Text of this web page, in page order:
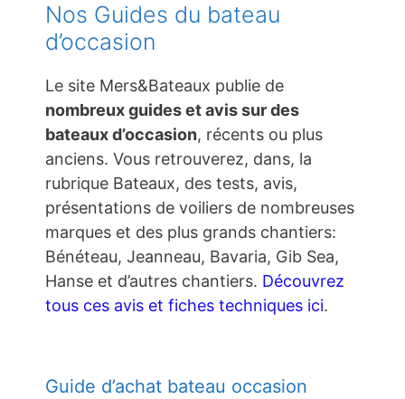
Nos Guides du bateau
d’occasion
Le site Mers&Bateaux publie de
nombreux guides et avis sur des
bateaux d’occasion, récents ou plus
anciens. Vous retrouverez, dans, la
rubrique Bateaux, des tests, avis,
présentations de voiliers de nombreuses
marques et des plus grands chantiers:
Bénéteau, Jeanneau, Bavaria, Gib Sea,
Hanse et d’autres chantiers. Découvrez
tous ces avis et fiches techniques ici.
Guide d’achat bateau occasion